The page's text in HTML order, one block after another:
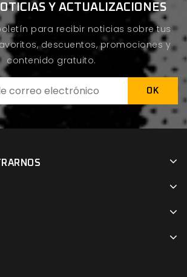
Y ACTUALIZACIONES
para recibir noticias sobre tus
descuentos, promociones y
contenido gratuito.